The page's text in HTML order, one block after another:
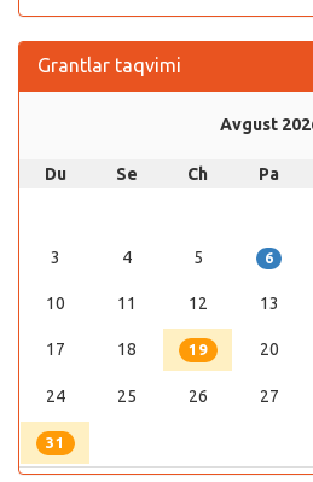
Grantlar taqvimi
Avgust
Du Se Ch Pa
3 4 5 6
10 11 12 13
17 18 19 20
24 25 26 27
31